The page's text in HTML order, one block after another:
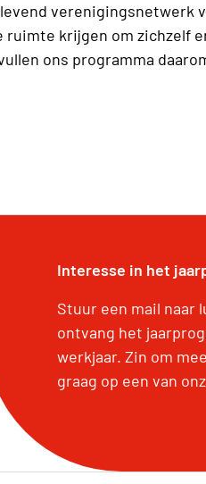
verenigingsnetwerk
krijgen om zichzelf
ons programma
Interesse in het
Stuur een mail naar
ontvang het
werkjaar. Zin om
graag op een van